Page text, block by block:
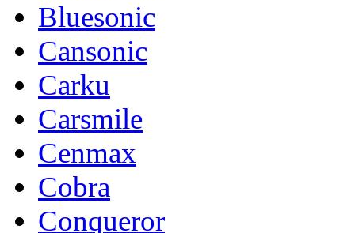
Bluesonic
Cansonic
Carku
Carsmile
Cenmax
Cobra
Conqueror